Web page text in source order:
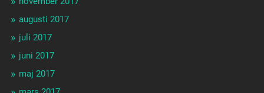
augusti 2017
juli 2017
juni 2017
maj 2017